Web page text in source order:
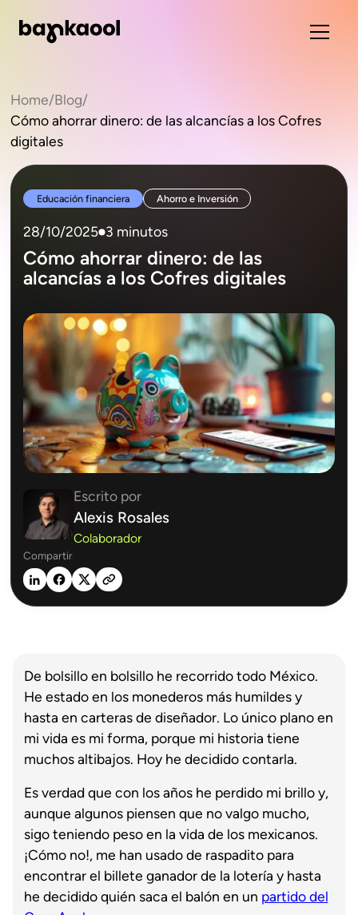
Home/Blog/
Cómo ahorrar dinero: de las alcancías a los Cofres
digitales
Educación financiera Ahorro e Inversión
28/10/2025 3 minutos
Cómo ahorrar dinero: de las
alcancías a los Cofres digitales
Escrito por
Alexis Rosales
Colaborador
Compartir
De bolsillo en bolsillo he recorrido todo México.
He estado en los monederos más humildes y
hasta en carteras de diseñador. Lo único plano en
mi vida es mi forma, porque mi historia tiene
muchos altibajos. Hoy he decidido contarla.
Es verdad que con los años he perdido mi brillo y,
aunque algunos piensen que no valgo mucho,
sigo teniendo peso en la vida de los mexicanos.
¡Cómo no!, me han usado de raspadito para
encontrar el billete ganador de la lotería y hasta
he decidido quién saca el balón en un partido del